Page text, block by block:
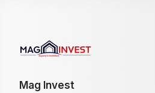
Mag Invest